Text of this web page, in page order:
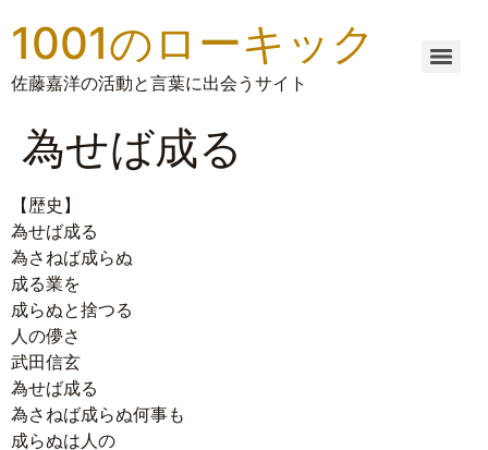
1001のローキック
佐藤嘉洋の活動と言葉に出会うサイト
為せば成る
【歴史】
為せば成る
為さねば成らぬ
成る業を
成らぬと捨つる
人の儚さ
武田信玄
為せば成る
為さねば成らぬ何事も
成らぬは人の